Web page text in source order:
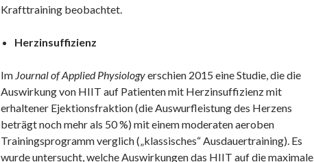
Krafttraining beobachtet.
Herzinsuffizienz
Im Journal of Applied Physiologyerschien 2015 eine Studie, die die
Auswirkung von HIIT auf Patienten mit Herzinsuffizienz mit
erhaltener Ejektionsfraktion (die Auswurfleistung des Herzens
beträgt noch mehr als 50 %) mit einem moderaten aeroben
Trainingsprogramm verglich („klassisches“ Ausdauertraining). Es
wurde untersucht, welche Auswirkungen das HIIT auf die maximale